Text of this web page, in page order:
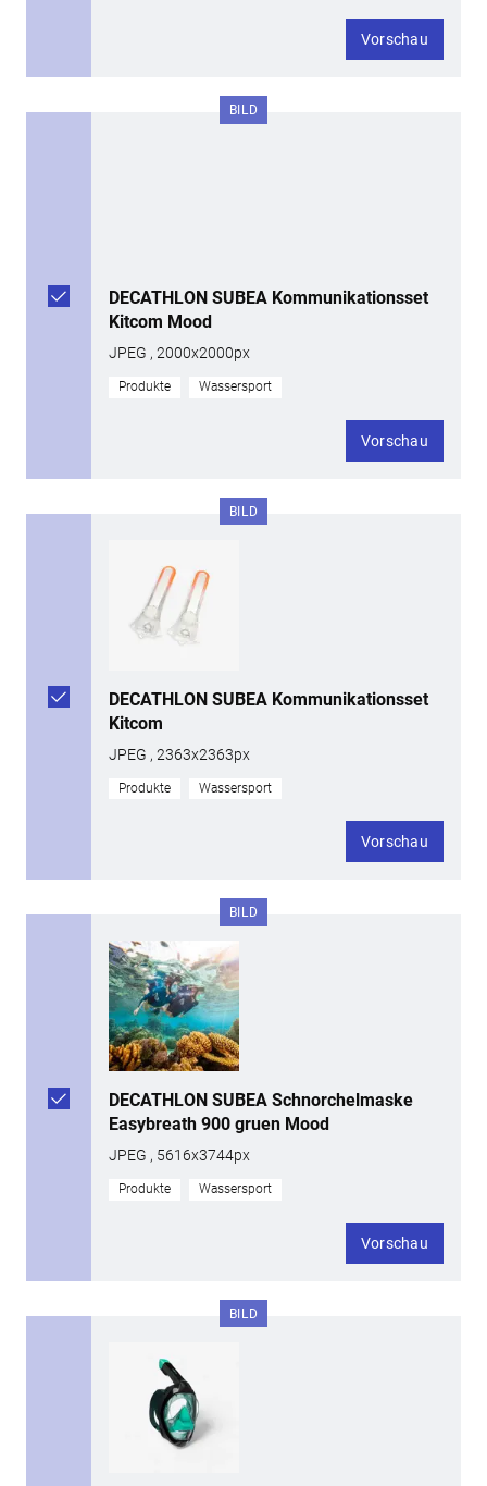
Vorschau
BILD
DECATHLON SUBEA Kommunikationsset
Kitcom Mood
JPEG , 2000x2000px
Produkte Wassersport
Vorschau
BILD
DECATHLON SUBEA Kommunikationsset
Kitcom
JPEG , 2363x2363px
Produkte Wassersport
Vorschau
BILD
DECATHLON SUBEA Schnorchelmaske
Easybreath 900 gruen Mood
JPEG , 5616x3744px
Produkte Wassersport
Vorschau
BILD